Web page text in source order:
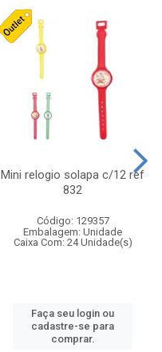
Mini relogio solapa c/12 ref
832
Código: 129357
Embalagem: Unidade
Caixa Com: 24 Unidade(s)
Faça seu login ou
cadastre-se para
comprar.